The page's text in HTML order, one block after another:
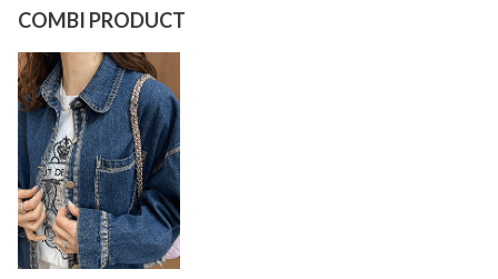
COMBI PRODUCT